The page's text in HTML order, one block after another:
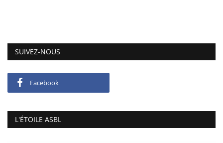
SUIVEZ-NOUS
Facebook
L'ÉTOILE ASBL